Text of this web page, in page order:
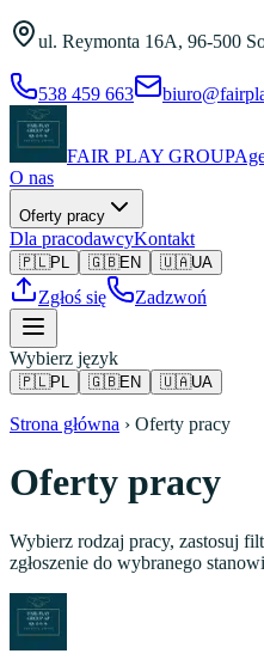
Przejdź do treści
ul. Reymonta 16A, 96-500
538 459 663
FAIR PLAY GROUP
O nas
Oferty pracy
Dla pracodawcyKontakt
🇵🇱PL 🇬🇧EN 🇺🇦UA
Zgłoś się Zadzwoń
Wybierz język
🇵🇱PL 🇬🇧EN 🇺🇦UA
Strona główna › Oferty pracy
Oferty pracy
Wybierz rodzaj pracy, zastosuj
zgłoszenie do wybranego